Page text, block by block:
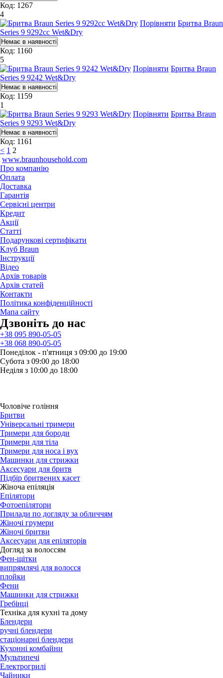
Код: 1267
4
Порівняти Бритва Braun
Series 9 9292cc Wet&Dry
Код: 1160
5
Порівняти Бритва Braun
Series 9 9242 Wet&Dry
Код: 1159
1
Порівняти Бритва Braun
Series 9 9293 Wet&Dry
Код: 1161
< 1 2
www.braunhousehold.com
Про компанію
Оплата
Доставка
Гарантія
Сервісні центри
Кредит
Акції
Статті
Подарункові сертифікати
Клуб Braun
Iнструкції
Відео
Архів товарів
Архів статей
Контакти
Політика конфіденційності
Мапа сайту
Дзвонiть до нас
+38 095 890-05-05
+38 068 890-05-05
Понеділок - п'ятниця з 09:00 до 19:00
Субота з 09:00 до 18:00
Неділя з 10:00 до 18:00
Чоловіче гоління
Бритви
Універсальні тримери
Тримери для бороди
Тримери для тіла
Тримери для носа і вух
Машинки для стрижки
Аксесуари для бритв
Підбір бритвених касет
Жіноча епіляція
Епілятори
Фотоепілятори
Прилади по догляду за обличчям
Жіночі грумери
Жіночі бритви
Аксесуари для епіляторів
Догляд за волоссям
Фен-щітки
випрямлячі для волосся
плойки
Фени
Машинки для стрижки
Гребінці
Техніка для кухні та дому
Блендери
ручні блендери
стаціонарні блендери
Кухонні комбайни
Мультипечі
Електрогрилі
Чайники